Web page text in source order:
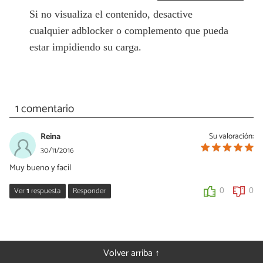
Si no visualiza el contenido, desactive
cualquier adblocker o complemento que pueda
estar impidiendo su carga.
1 comentario
Su valoración:
Reina
30/11/2016
Muy bueno y facil
Ver1respuesta Responder 0 0
¡Me alegro de que te guste, Reina! Puede que también te interese
la receta de pisto marroquí, es similar y deliciosa. Te dejamos el
Volver arriba ↑